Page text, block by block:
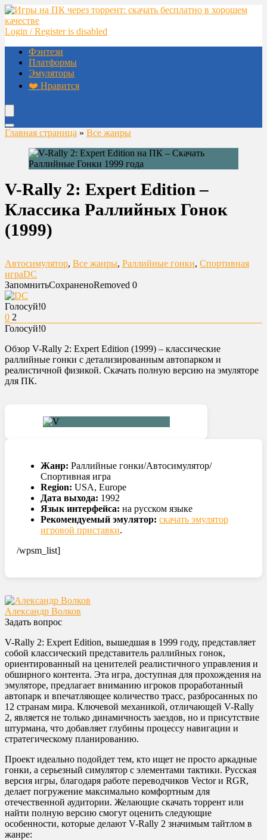
Login / Register is disabled
Фэнтези
Платформы
Эмуляторы
❤️ Нравится
Главная страница » Все жанры
V-Rally 2: Expert Edition –
Классика Раллийных Гонок
(1999)
Автосимулятор, Все жанры, Раллийные гонки, Спортивная
играDC
ЗапомнитьСохраненоRemoved 0
Голосуй!0
0 2
Голосуй!0
Обзор V-Rally 2: Expert Edition (1999) – классические
раллийные гонки с детализированным автопарком и
реалистичной физикой. Скачать полную версию на эмуляторе
для ПК.
Жанр: Раллийные гонки/Автосимулятор/
Спортивная игра
Region: USA, Europe
Дата выхода: 1992
Язык интерфейса: на русском языке
Рекомендуемый эмулятор: скачать эмулятор
игровой приставки.
/wpsm_list]
Александр Волков
Задать вопрос
V-Rally 2: Expert Edition, вышедшая в 1999 году, представляет
собой классический представитель раллийных гонок,
ориентированный на ценителей реалистичного управления и
обширного контента. Эта игра, доступная для прохождения на
эмуляторе, предлагает вниманию игроков проработанный
автопарк и впечатляющее количество трасс, разбросанных по
12 странам мира. Ключевой механикой, отличающей V-Rally
2, является не только динамичность заездов, но и присутствие
штурмана, что добавляет глубины процессу навигации и
стратегическому планированию.
Проект идеально подойдет тем, кто ищет не просто аркадные
гонки, а серьезный симулятор с элементами тактики. Русская
версия игры, благодаря работе переводчиков Vector и RGR,
делает погружение максимально комфортным для
отечественной аудитории. Желающие скачать торрент или
найти полную версию смогут оценить следующие
особенности, которые делают V-Rally 2 значимым тайтлом в
жанре: